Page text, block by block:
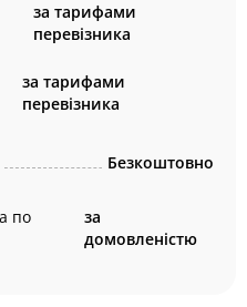
за тарифами
перевізника
за тарифами
перевізника
Безкоштовно
по
за
домовленістю